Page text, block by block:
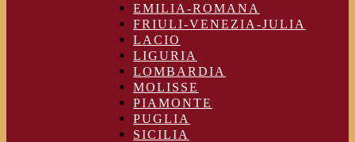
EMILIA-ROMANA
FRIULI-VENEZIA-JULIA
LACIO
LIGURIA
LOMBARDIA
MOLISSE
PIAMONTE
PUGLIA
SICILIA